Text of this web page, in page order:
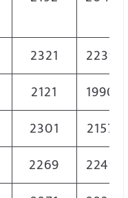
2321
2239
2121
1990
2301
2157
2269
2249